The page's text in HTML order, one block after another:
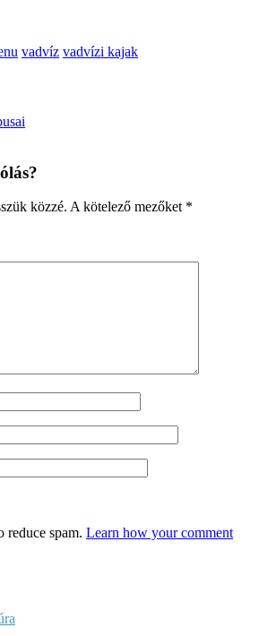
vadvíz vadvízi kajak
közzé. A kötelező mezőket *
reduce spam. Learn how your comment